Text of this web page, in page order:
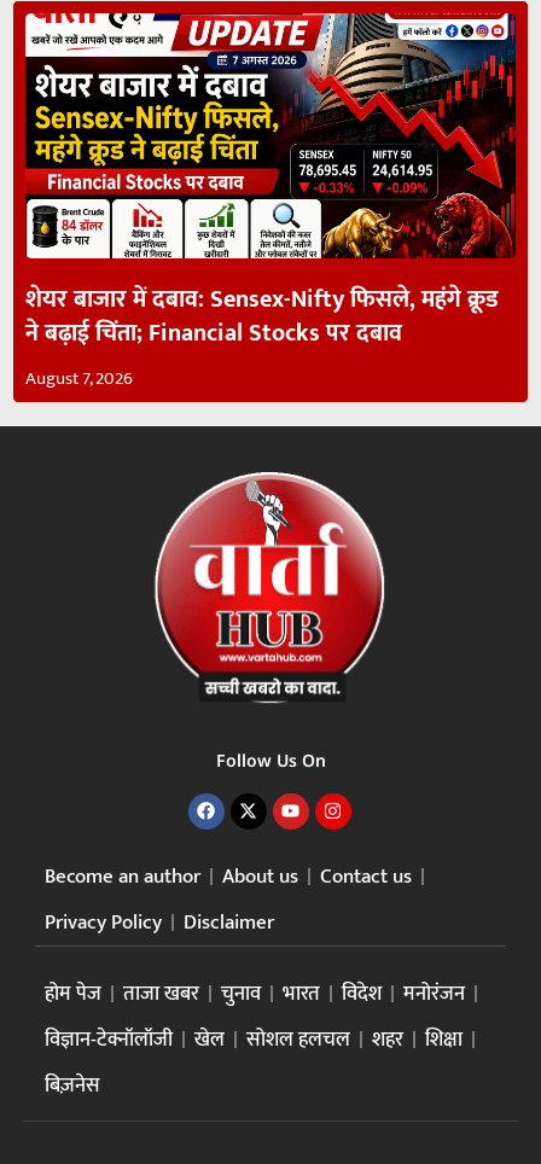
शेयर बाजार में दबाव: Sensex-Nifty फिसले, महंगे क्रूड
ने बढ़ाई चिंता; Financial Stocks पर दबाव
August 7, 2026
Follow Us On
Become an author About us
Contact us
Privacy Policy
Disclaimer
होम पेज ताजा खबर चुनाव भारत विदेश
मनोरंजन
विज्ञान-टेक्नॉलॉजी
खेल सोशल हलचल शहर
शिक्षा
बिज़नेस